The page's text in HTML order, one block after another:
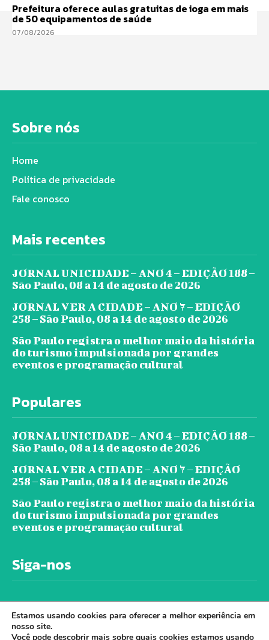
Prefeitura oferece aulas gratuitas de ioga em mais
de 50 equipamentos de saúde
07/08/2026
Sobre nós
Home
Política de privacidade
Fale conosco
Mais recentes
JORNAL UNICIDADE – ANO 4 – EDIÇÃO 188 –
São Paulo, 08 a 14 de agosto de 2026
JORNAL VER A CIDADE – ANO 7 – EDIÇÃO
258 – São Paulo, 08 a 14 de agosto de 2026
São Paulo registra o melhor maio da história
do turismo impulsionada por grandes
eventos e programação cultural
Populares
JORNAL UNICIDADE – ANO 4 – EDIÇÃO 188 –
São Paulo, 08 a 14 de agosto de 2026
JORNAL VER A CIDADE – ANO 7 – EDIÇÃO
258 – São Paulo, 08 a 14 de agosto de 2026
São Paulo registra o melhor maio da história
do turismo impulsionada por grandes
eventos e programação cultural
Siga-nos
Estamos usando cookies para oferecer a melhor experiência em
nosso site.
Você pode descobrir mais sobre quais cookies estamos usando